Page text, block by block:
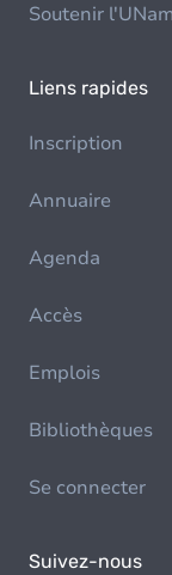
Soutenir
Liens rapides
Inscription
Annuaire
Agenda
Accès
Emplois
Bibliothèques
Se connecter
Suivez-nous